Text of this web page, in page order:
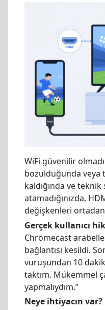
WiFi güvenilir
bozulduğunda veya
kaldığında ve
atamadığınızda,
değişkenleri ortadan
Gerçek kullanıcı
Chromecast
bağlantısı kesildi.
vuruşundan 10
taktım. Mükemmel
yapmalıydım.”
Neye ihtiyacın var?